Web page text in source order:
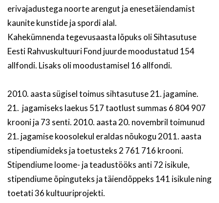
erivajadustega noorte arengut ja enesetäiendamist
kaunite kunstide ja spordi alal.
Kahekümnenda tegevusaasta lõpuks oli Sihtasutuse
Eesti Rahvuskultuuri Fond juurde moodustatud 154
allfondi. Lisaks oli moodustamisel 16 allfondi.
2010. aasta sügisel toimus sihtasutuse 21. jagamine.
21. jagamiseks laekus 517 taotlust summas 6 804 907
krooni ja 73 senti. 2010. aasta 20. novembril toimunud
21. jagamise koosolekul eraldas nõukogu 2011. aasta
stipendiumideks ja toetusteks 2 761 716 krooni.
Stipendiume loome- ja teadustööks anti 72 isikule,
stipendiume õpinguteks ja täiendõppeks 141 isikule ning
toetati 36 kultuuriprojekti.